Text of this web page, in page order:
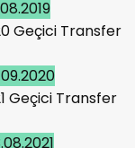
Geçici Transfer
Geçici Transfer